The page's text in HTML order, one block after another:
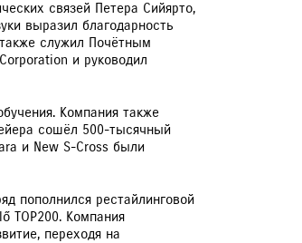
связей Петера Сийярто,
выразил благодарность
служил Почётным
и руководил
Компания также
сошёл 500-тысячный
и New S-Cross были
пополнился рестайлинговой
TOP200. Компания
переходя на